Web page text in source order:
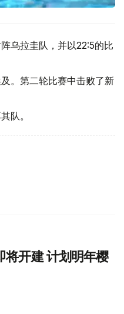
乌拉圭队，并以22:5的比
。第二轮比赛中击败了新
队。
将开建 计划明年樱